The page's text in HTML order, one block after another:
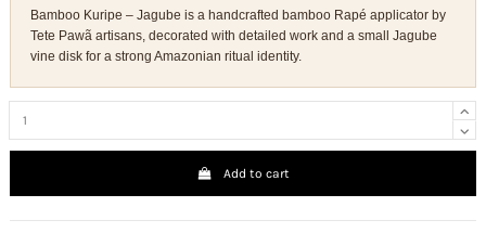
Bamboo Kuripe – Jagube is a handcrafted bamboo Rapé applicator by
Tete Pawã artisans, decorated with detailed work and a small Jagube
vine disk for a strong Amazonian ritual identity.
Add to cart